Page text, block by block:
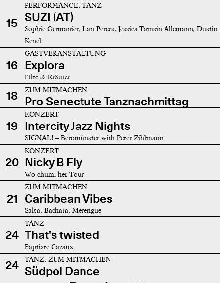
15
PERFORMANCE, TANZ
SUZI (AT)
Sophie Germanier, Lan Perces, Jessica Tamsin Allemann, Dustin
Kenel
16
GASTVERANSTALTUNG
Explora
Pilze & Kräuter
18 ZUM MITMACHEN
Pro Senectute Tanznachmittag
19
KONZERT
Intercity Jazz Nights
SIGNAL! – Beromünster with Peter Zihlmann
20
KONZERT
Nicky B Fly
Wo chumi her Tour
21
ZUM MITMACHEN
Caribbean Vibes
Salsa, Bachata, Merengue
24
TANZ
That's twisted
Baptiste Cazaux
24 TANZ, ZUM MITMACHEN
Südpol Dance